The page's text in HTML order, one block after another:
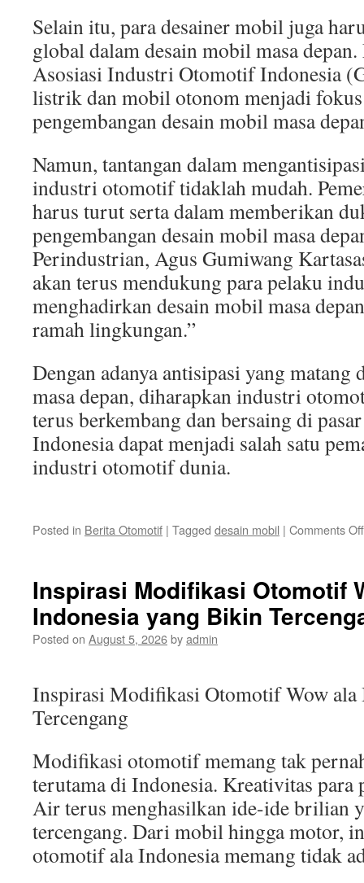
Selain itu, para desainer mobil juga
global dalam desain mobil masa
Asosiasi Industri Otomotif Indonesia
listrik dan mobil otonom menjadi
pengembangan desain mobil masa
Namun, tantangan dalam
industri otomotif tidaklah mudah.
harus turut serta dalam memberikan
pengembangan desain mobil masa
Perindustrian, Agus Gumiwang
akan terus mendukung para pelaku
menghadirkan desain mobil masa
ramah lingkungan.”
Dengan adanya antisipasi yang matang
masa depan, diharapkan industri
terus berkembang dan bersaing di
Indonesia dapat menjadi salah satu
industri otomotif dunia.
Posted in Berita Otomotif | Tagged desain mobil | Comments Off
Inspirasi Modifikasi Otomotif
Indonesia yang Bikin
Posted on August 5, 2026byadmin
Inspirasi Modifikasi Otomotif Wow ala
Tercengang
Modifikasi otomotif memang tak
terutama di Indonesia. Kreativitas para
Air terus menghasilkan ide-ide brilian
tercengang. Dari mobil hingga motor,
otomotif ala Indonesia memang tidak